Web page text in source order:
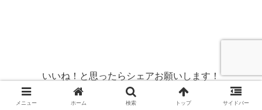
いいね！と思ったらシェアお願いします！
Facebook はてブ
メニュー ホーム 検索 トップ サイドバー